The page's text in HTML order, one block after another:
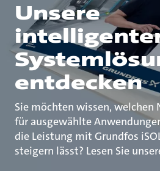
Unsere
entdecken
Sie möchten wissen, welchen
für ausgewählte
die Leistung mit Grundfos
steigern lässt? Lesen Sie